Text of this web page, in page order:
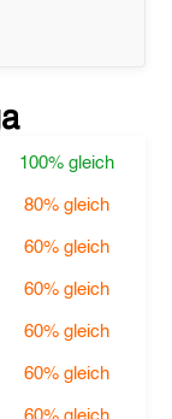
100% gleich
80% gleich
60% gleich
60% gleich
60% gleich
60% gleich